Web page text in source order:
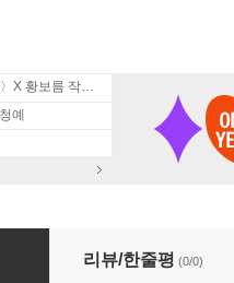
뮤지컬 〈휴남동 서점〉X 황보름 작가 북토크
예
(큰글자책)
리뷰/한줄평 (0/0)